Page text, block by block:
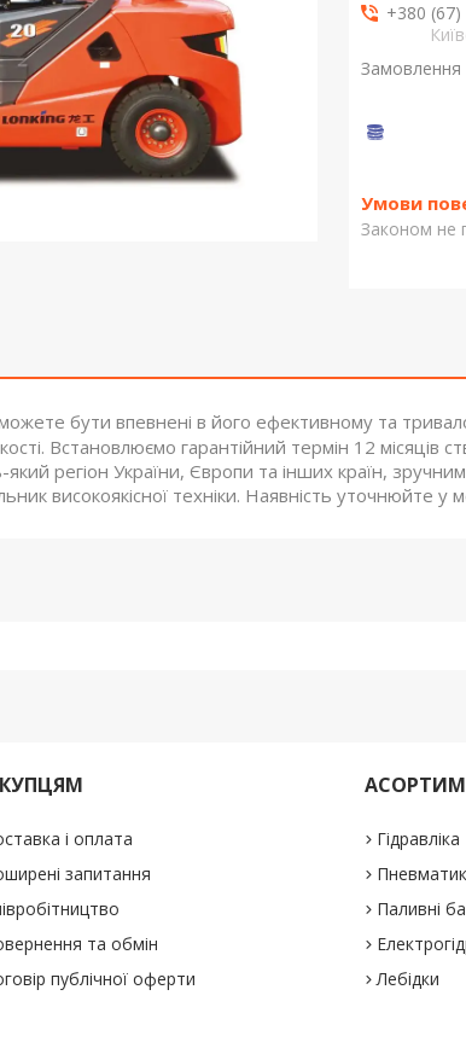
+380
Замовлення
Законом не
бути впевнені в його ефективному та
Встановлюємо гарантійний термін 12 місяців
регіон України, Європи та інших країн,
високоякісної техніки. Наявність уточнюйте у
і оплата
запитання
та обмін
публічної оферти
Гідравліка
Паливні
Лебідки